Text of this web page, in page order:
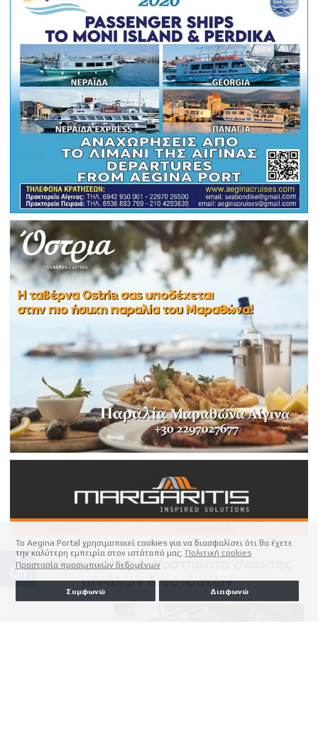
Το Aegina Portal χρησιμοποιεί cookies για να διασφαλίσει ότι θα έχετε
την καλύτερη εμπειρία στον ιστότοπό μας. Πολιτική cookies
Προστασία προσωπικών δεδομένων
Συμφωνώ Διαφωνώ
accessible